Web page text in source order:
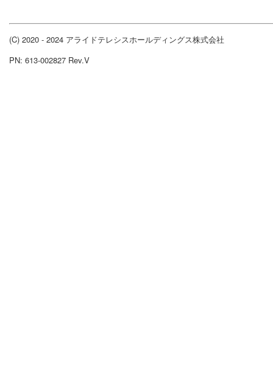
(C) 2020 - 2024 アライドテレシスホールディングス株式会社
PN: 613-002827 Rev.V